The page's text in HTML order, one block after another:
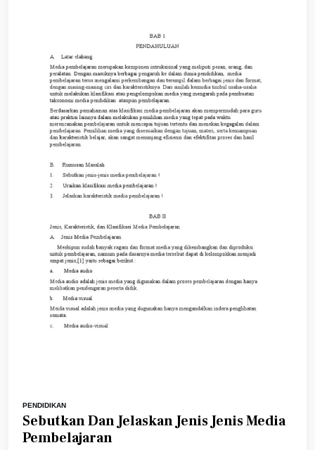
PENDIDIKAN
Sebutkan Dan Jelaskan Jenis Jenis Media
Pembelajaran